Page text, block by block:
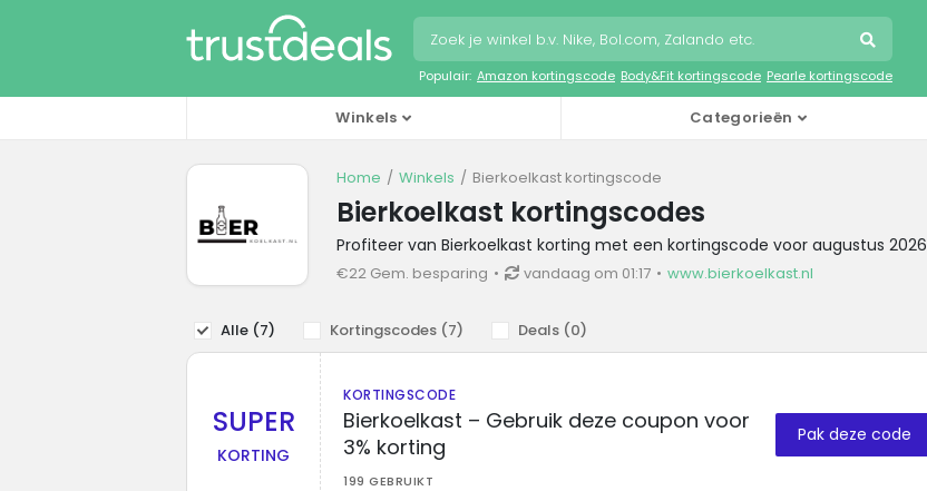
Populair: Amazon kortingscode Body&Fit kortingscode Pearle kortingscode
Winkels Categorieën
Home Winkels Bierkoelkast kortingscode
Bierkoelkast kortingscodes
Profiteer van Bierkoelkast korting met een kortingscode voor augustus 2026
€22 Gem. besparing vandaag om 01:17 www.bierkoelkast.nl
Alle (7) Kortingscodes (7) Deals (0)
SUPER
KORTING
KORTINGSCODE
Bierkoelkast – Gebruik deze coupon voor
3% korting
199 GEBRUIKT
Pak deze code